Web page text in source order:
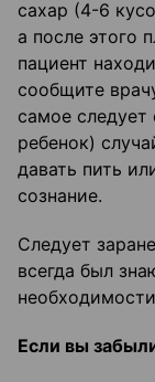
сахар (4-6
а после этого
пациент
сообщите
самое следует
ребенок)
давать пить
сознание.
Следует
всегда был
Если вы